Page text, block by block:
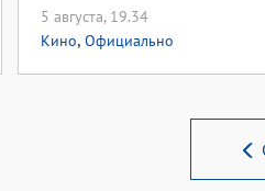
5 августа, 19.34
Кино, Официально